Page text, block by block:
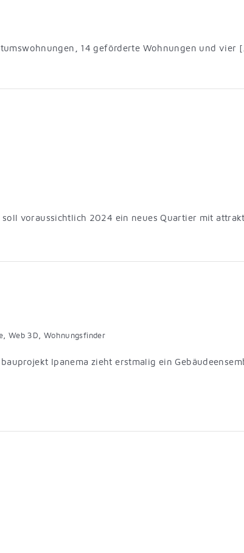
14 geförderte Wohnungen und vier
voraussichtlich 2024 ein neues Quartier mit
, Web 3D, Wohnungsfinder
Ipanema zieht erstmalig ein